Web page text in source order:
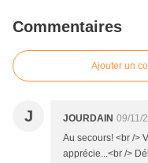
Commentaires
Ajouter un
J JOURDAIN 09/11/
Au secours! <br />
apprécie...<br />